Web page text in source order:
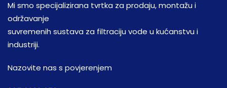
Mi smo specijalizirana tvrtka za prodaju, montažu i
održavanje
suvremenih sustava za filtraciju vode u kućanstvu i
industriji.
Nazovite nas s povjerenjem